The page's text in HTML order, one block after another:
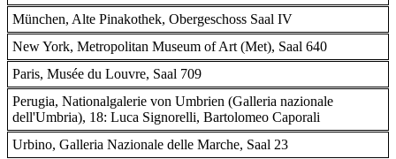
München, Alte Pinakothek, Obergeschoss Saal IV
New York, Metropolitan Museum of Art (Met), Saal 640
Paris, Musée du Louvre, Saal 709
Perugia, Nationalgalerie von Umbrien (Galleria nazionale
dell'Umbria), 18: Luca Signorelli, Bartolomeo Caporali
Urbino, Galleria Nazionale delle Marche, Saal 23